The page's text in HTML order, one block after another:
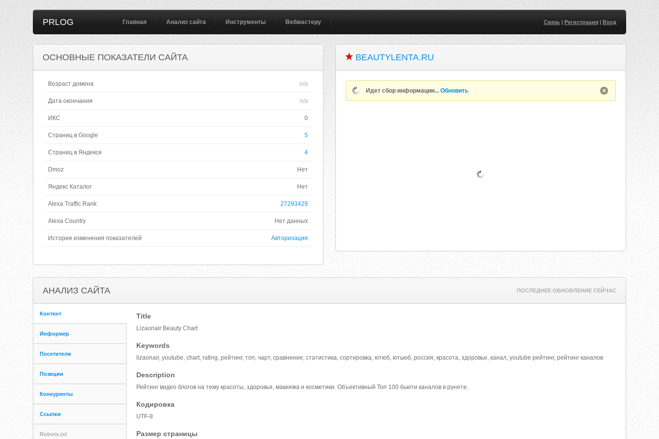
PRLOG Главная Анализ сайта Инструменты Вебмастеру Связь| Регистрация| Вход
ОСНОВНЫЕ ПОКАЗАТЕЛИ САЙТА
Возраст домена n/a
Дата окончания n/a
ИКС 0
Страниц в Google 5
Страниц в Яндексе 4
Dmoz Нет
Яндекс Каталог Нет
Alexa Traffic Rank 27293429
Alexa Country Нет данных
История изменения показателей Авторизация
BEAUTYLENTA.RU
Идет сбор информации...Обновить
АНАЛИЗ САЙТА ПОСЛЕДНЕЕ ОБНОВЛЕНИЕ СЕЙЧАС
Контент
Информер
Посетители
Позиции
Конкуренты
Ссылки
Robots.txt
Title
Lizaonair Beauty Chart
Keywords
lizaonair, youtube, chart, rating, рейтинг, топ, чарт, сравнение, статистика, сортировка, ютюб, ютьюб, россия, красота, здоровье, канал, youtube рейтинг, рейтинг каналов
Description
Рейтинг видео блогов на тему красоты, здоровья, макияжа и косметики. Объективный Топ 100 бьюти каналов в рунете.
Кодировка
UTF-8
Размер страницы